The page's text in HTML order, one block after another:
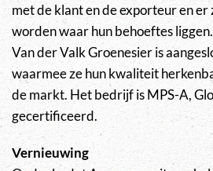
met de klant en de exporteur en
worden waar hun behoeftes liggen.
Van der Valk Groenesier is
waarmee ze hun kwaliteit
de markt. Het bedrijf is MPS-A,
gecertificeerd.
Vernieuwing